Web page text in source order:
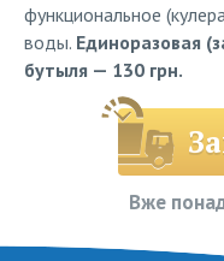
функциональное
воды. Единоразовая
бутыля — 130 грн.
Вже